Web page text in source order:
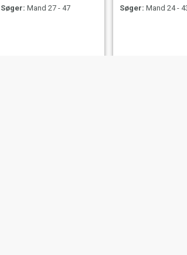
Søger: Mand 27 - 47
Søger: Mand 24 -